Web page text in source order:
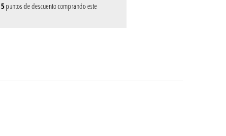
5puntos de descuento comprando este